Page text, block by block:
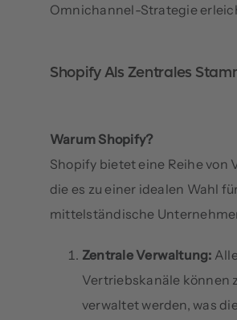
Omnichannel-Strategie
Shopify Als Zentrales
Warum Shopify?
Shopify bietet eine Reihe von
die es zu einer idealen Wahl
mittelständische
Zentrale Verwaltung:
Vertriebskanäle können
verwaltet werden, was